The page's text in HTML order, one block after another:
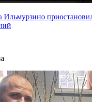
Ильмурзино